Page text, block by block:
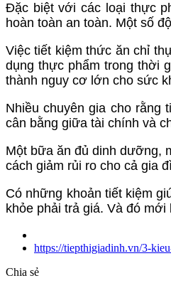
Đặc biệt với các loại thực
hoàn toàn an toàn. Một số
Việc tiết kiệm thức ăn chỉ
dụng thực phẩm trong thời
thành nguy cơ lớn cho sức
Nhiều chuyên gia cho rằng
cân bằng giữa tài chính và
Một bữa ăn đủ dinh dưỡng,
cách giảm rủi ro cho cả gia
Có những khoản tiết kiệm
khỏe phải trả giá. Và đó mới
https://tiepthigiadinh.vn/3-
Chia sẻ